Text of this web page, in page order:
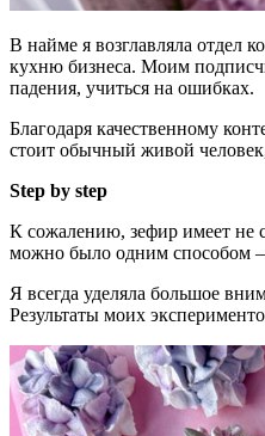
В найме я возглавляла отдел
кухню бизнеса. Моим
падения, учиться на ошибках.
Благодаря качественному
стоит обычный живой
Step by step
К сожалению, зефир имеет не
можно было одним способом
Я всегда уделяла большое
Результаты моих